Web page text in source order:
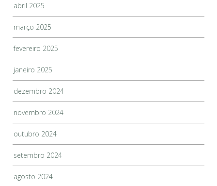
abril 2025
março 2025
fevereiro 2025
janeiro 2025
dezembro 2024
novembro 2024
outubro 2024
setembro 2024
agosto 2024